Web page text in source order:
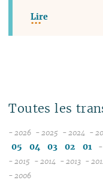
Lire
Toutes les
- 2026
08
- 2025
12
- 2024 -
05
04 03 02 01 -
- 2015 - 2014 - 2013 -
- 2006